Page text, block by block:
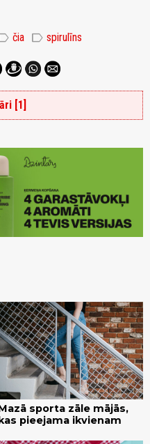
čia label spirulīns
[1]
sporta zāle mājās,
pieejama ikvienam